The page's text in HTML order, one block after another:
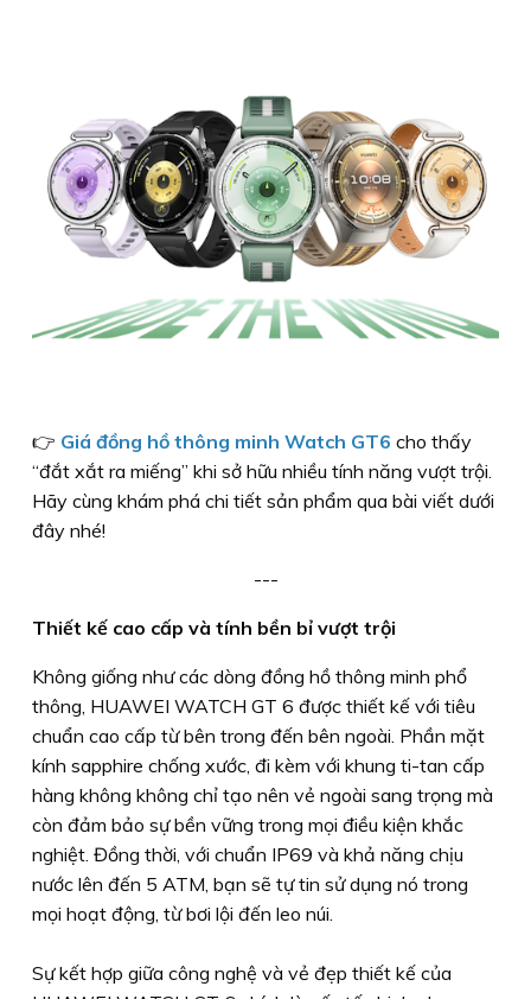
👉 Giá đồng hồ thông minh Watch GT6 cho thấy
“đắt xắt ra miếng” khi sở hữu nhiều tính năng vượt trội.
Hãy cùng khám phá chi tiết sản phẩm qua bài viết dưới
đây nhé!
---
Thiết kế cao cấp và tính bền bỉ vượt trội
Không giống như các dòng đồng hồ thông minh phổ
thông, HUAWEI WATCH GT 6 được thiết kế với tiêu
chuẩn cao cấp từ bên trong đến bên ngoài. Phần mặt
kính sapphire chống xước, đi kèm với khung ti-tan cấp
hàng không không chỉ tạo nên vẻ ngoài sang trọng mà
còn đảm bảo sự bền vững trong mọi điều kiện khắc
nghiệt. Đồng thời, với chuẩn IP69 và khả năng chịu
nước lên đến 5 ATM, bạn sẽ tự tin sử dụng nó trong
mọi hoạt động, từ bơi lội đến leo núi.
Sự kết hợp giữa công nghệ và vẻ đẹp thiết kế của